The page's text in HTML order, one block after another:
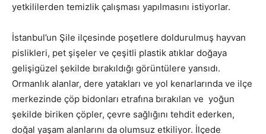
yetkililerden temizlik çalışması yapılmasını istiyorlar.
İstanbul’un Şile ilçesinde poşetlere doldurulmuş hayvan
pislikleri, pet şişeler ve çeşitli plastik atıklar doğaya
gelişigüzel şekilde bırakıldığı görüntülere yansıdı.
Ormanlık alanlar, dere yatakları ve yol kenarlarında ve ilçe
merkezinde çöp bidonları etrafına bırakılan ve yoğun
şekilde biriken çöpler, çevre sağlığını tehdit ederken,
doğal yaşam alanlarını da olumsuz etkiliyor. İlçede